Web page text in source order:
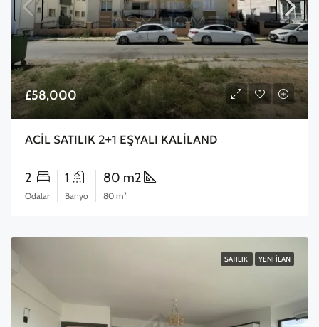
£58,000
ACİL SATILIK 2+1 EŞYALI KALİLAND
2
Odalar
1
Banyo
80 m2
80 m²
SATILIK YENI İLAN